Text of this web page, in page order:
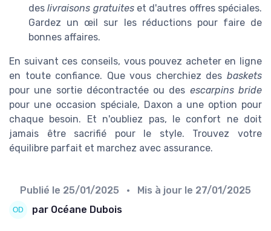
deslivraisons gratuiteset d'autres offres spéciales.
Gardez un œil sur les réductions pour faire de
bonnes affaires.
En suivant ces conseils, vous pouvez acheter en ligne
en toute confiance. Que vous cherchiez des baskets
pour une sortie décontractée ou des escarpins bride
pour une occasion spéciale, Daxon a une option pour
chaque besoin. Et n'oubliez pas, le confort ne doit
jamais être sacrifié pour le style. Trouvez votre
équilibre parfait et marchez avec assurance.
Publié le 25/01/2025 • Mis à jour le 27/01/2025
par Océane Dubois